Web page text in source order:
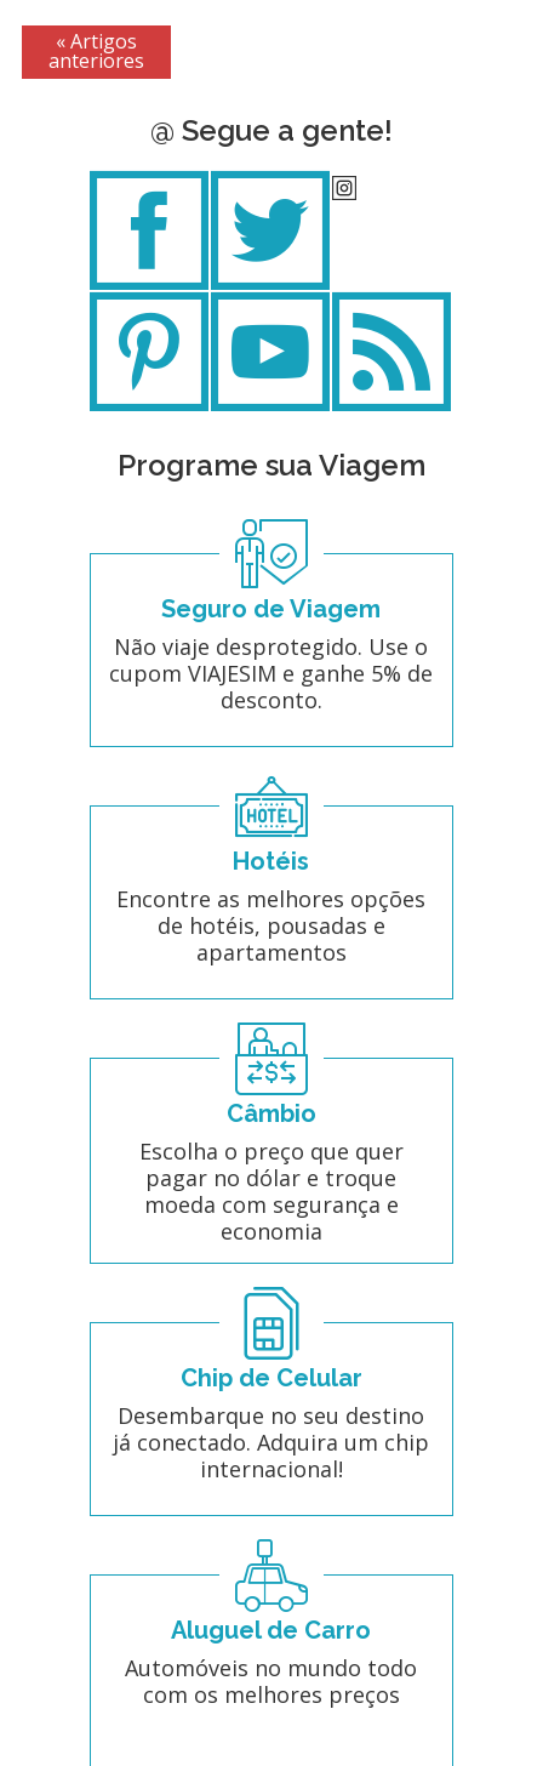
« Artigos
anteriores
@ Segue a gente!
Programe sua Viagem
Seguro de Viagem
Não viaje desprotegido. Use o
cupom VIAJESIM e ganhe 5% de
desconto.
Hotéis
Encontre as melhores opções
de hotéis, pousadas e
apartamentos
Câmbio
Escolha o preço que quer
pagar no dólar e troque
moeda com segurança e
economia
Chip de Celular
Desembarque no seu destino
já conectado. Adquira um chip
internacional!
Aluguel de Carro
Automóveis no mundo todo
com os melhores preços